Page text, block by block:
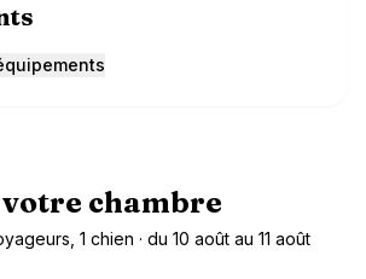
votre chambre
1 chien · du 10 août au 11 août